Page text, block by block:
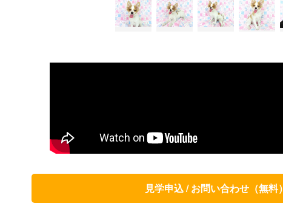
見学申込 / お問い合わせ（無料）